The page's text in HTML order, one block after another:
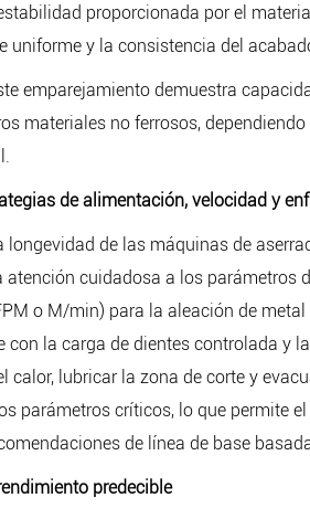
proporcionada por el
uniforme y la consistencia del
emparejamiento demuestra
materiales no ferrosos,
de alimentación, velocidad y
longevidad de las máquinas de
atención cuidadosa a los
o M/min) para la aleación de
con la carga de dientes controlada y
calor, lubricar la zona de corte y
parámetros críticos, lo que permite
de línea de base
predecible